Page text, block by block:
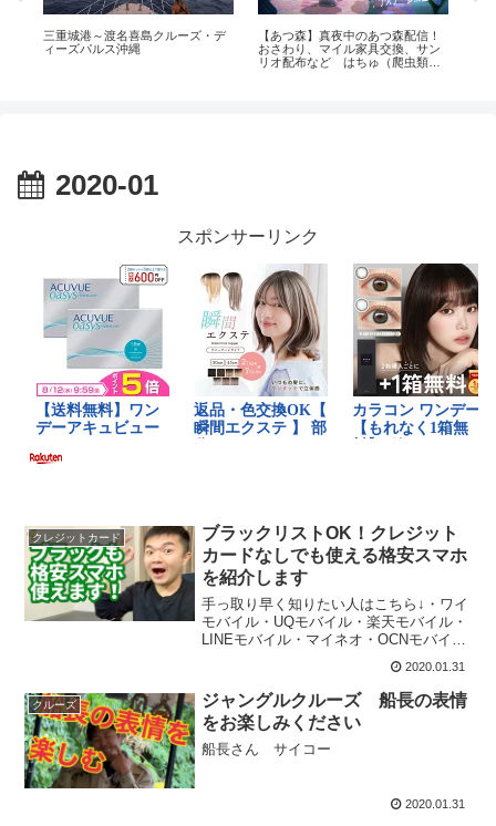
三重城港～渡名喜島クルーズ・デ
ィーズパルス沖縄
【あつ森】真夜中のあつ森配信！
おさわり、マイル家具交換、サン
リオ配布など はちゅ（爬虫類）
2020-01
スポンサーリンク
クレジットカード
ブラックリストOK！クレジット
カードなしでも使える格安スマホ
を紹介します
手っ取り早く知りたい人はこちら↓・ワイ
モバイル・UQモバイル・楽天モバイル・
LINEモバイル・マイネオ・OCNモバイル
などこれらは口座振替やデビットカード
などを使うことで、クレジットカードな
しでも契約できます。・・・ワイモバと
かUQとかは格...
2020.01.31
クルーズ
ジャングルクルーズ 船長の表情
をお楽しみください
船長さん サイコー
2020.01.31